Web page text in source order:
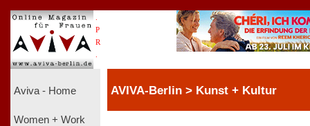
P
R
Aviva - Home
Women + Work
AVIVA-Berlin > Kunst + Kultur